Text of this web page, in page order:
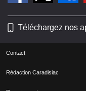
Téléchargez nos
Contact
Rédaction Caradisiac